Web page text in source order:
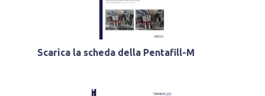
Scarica la scheda della Pentafill-M